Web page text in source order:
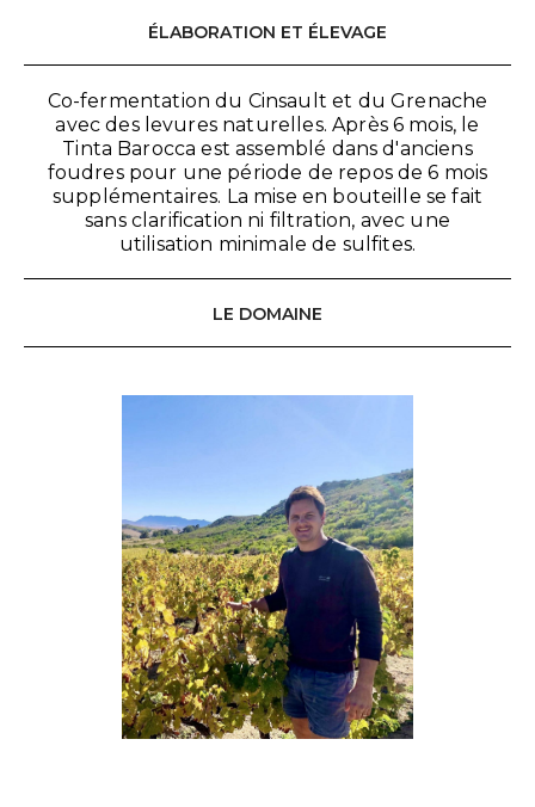
ÉLABORATION ET ÉLEVAGE
Co-fermentation du Cinsault et du Grenache
avec des levures naturelles. Après 6 mois, le
Tinta Barocca est assemblé dans d'anciens
foudres pour une période de repos de 6 mois
supplémentaires. La mise en bouteille se fait
sans clarification ni filtration, avec une
utilisation minimale de sulfites.
LE DOMAINE